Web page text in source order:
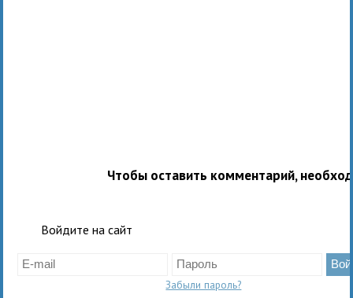
Чтобы оставить комментарий,
Войдите на сайт
Забыли пароль?